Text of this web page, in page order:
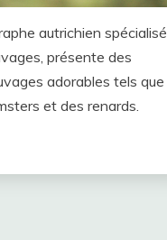
autrichien spécialisé
présente des
adorables tels que
et des renards.